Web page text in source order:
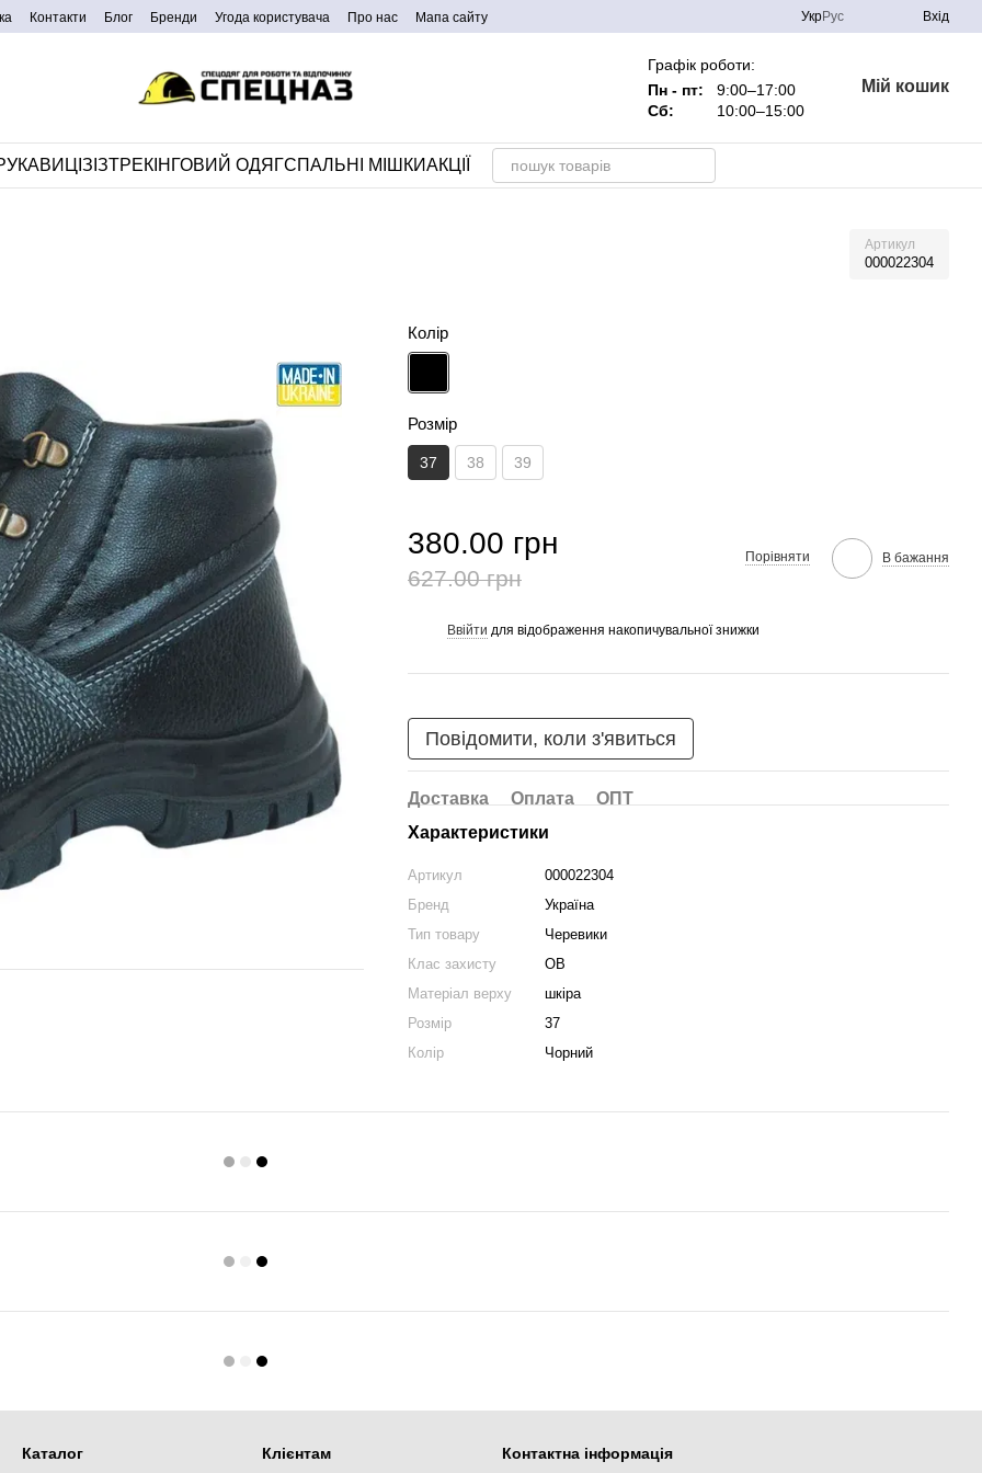
Контакти Блог Бренди Угода користувача Про нас Мапа сайту УкрРус Вхід
Графік роботи:
Пн - пт:
9:00–17:00
Сб:
10:00–15:00
Мій кошик
ЗІЗТРЕКІНГОВИЙ ОДЯГСПАЛЬНІ МІШКИАКЦІЇ
Артикул
000022304
Колір
Розмір
37 38 39
380.00 грн
627.00 грн
Порівняти В бажання
Ввійти для відображення накопичувальної знижки
Повідомити, коли з'явиться
Доставка Оплата
ОПТ
Характеристики
Артикул
000022304
Бренд
Україна
Тип товару
Черевики
Клас захисту
OB
Матеріал верху
шкіра
Розмір
37
Колір
Чорний
Каталог Клієнтам Контактна інформація